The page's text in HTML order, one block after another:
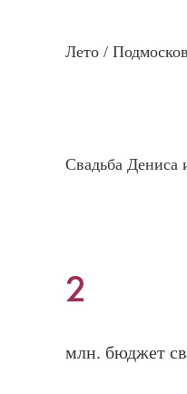
Лето /
Свадьба
2
млн. бюджет